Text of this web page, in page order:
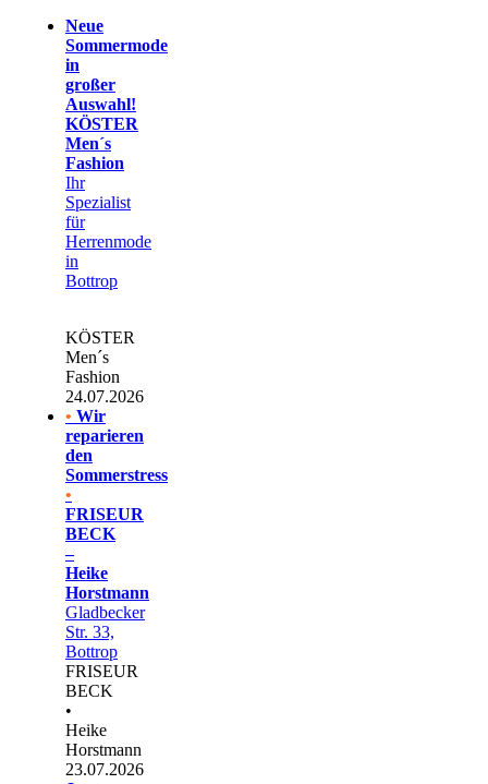
Neue
Sommermode
in
großer
Auswahl!
KÖSTER
Men´s
Fashion
Ihr
Spezialist
für
Herrenmode
in
Bottrop
KÖSTER
Men´s
Fashion
24.07.2026
• Wir
reparieren
den
Sommerstress
•
FRISEUR
BECK
–
Heike
Horstmann
Gladbecker
Str. 33,
Bottrop
FRISEUR
BECK
•
Heike
Horstmann
23.07.2026